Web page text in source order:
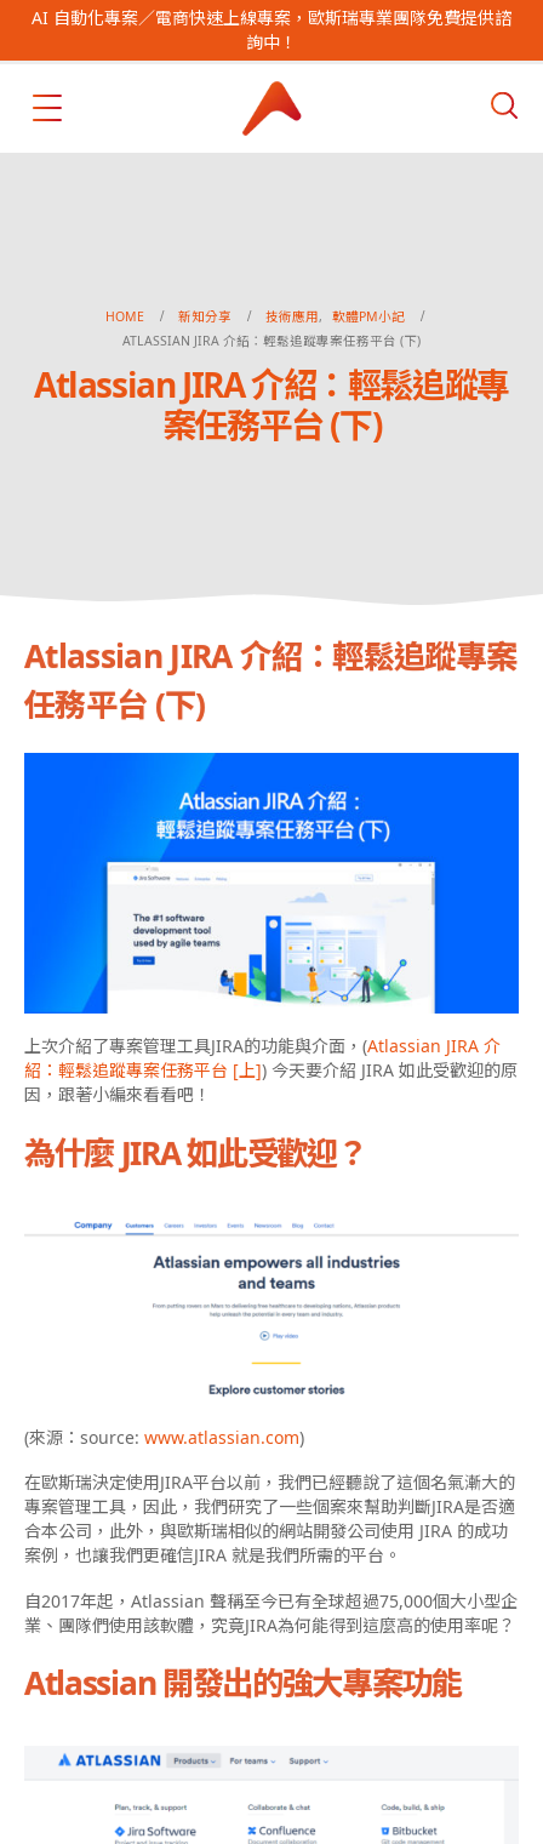
AI 自動化專案／電商快速上線專案，歐斯瑞專業團隊免費提供諮
詢中！
HOME 新知分享 技術應用,
軟體PM小記
ATLASSIAN JIRA 介紹：輕鬆追蹤專案任務平台 (下)
Atlassian JIRA 介紹：輕鬆追蹤專
案任務平台 (下)
Atlassian JIRA 介紹：輕鬆追蹤專案
任務平台 (下)
上次介紹了專案管理工具JIRA的功能與介面，(Atlassian JIRA 介
紹：輕鬆追蹤專案任務平台 [上]) 今天要介紹 JIRA 如此受歡迎的原
因，跟著小編來看看吧！
為什麼 JIRA 如此受歡迎？
(來源：source: www.atlassian.com)
在歐斯瑞決定使用JIRA平台以前，我們已經聽說了這個名氣漸大的
專案管理工具，因此，我們研究了一些個案來幫助判斷JIRA是否適
合本公司，此外，與歐斯瑞相似的網站開發公司使用 JIRA 的成功
案例，也讓我們更確信JIRA 就是我們所需的平台。
自2017年起，Atlassian 聲稱至今已有全球超過75,000個大小型企
業、團隊們使用該軟體，究竟JIRA為何能得到這麼高的使用率呢？
Atlassian 開發出的強大專案功能